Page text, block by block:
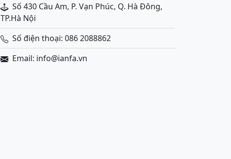
Số 430 Cầu Am, P. Vạn Phúc, Q. Hà Đông,
TP.Hà Nội
Số điện thoại: 086 2088862
Email: info@ianfa.vn